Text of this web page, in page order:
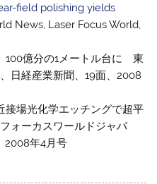
field polishing yields
News, Laser Focus World,
100億分の1メートル台に 東
日経産業新聞、19面、2008
接場光化学エッチングで超平
ォーカスワールドジャパ
2008年4月号